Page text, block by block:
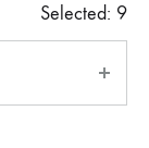
Selected: 9